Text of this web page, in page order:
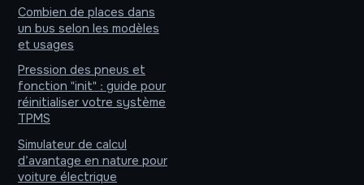
Combien de places dans
un bus selon les modèles
et usages
Pression des pneus et
fonction "init" : guide pour
réinitialiser votre système
TPMS
Simulateur de calcul
d’avantage en nature pour
voiture électrique